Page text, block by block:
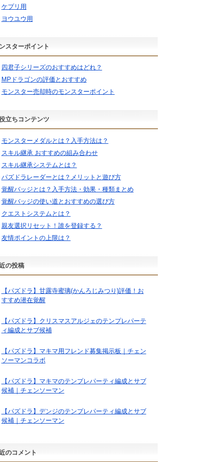
ケプリ用
ヨウユウ用
スターポイント
四君子シリーズのおすすめはどれ？
MPドラゴンの評価とおすすめ
モンスター売却時のモンスターポイント
立ちコンテンツ
モンスターメダルとは？入手方法は？
スキル継承 おすすめの組み合わせ
スキル継承システムとは？
パズドラレーダーとは？メリットと遊び方
覚醒バッジとは？入手方法・効果・種類まとめ
覚醒バッジの使い道とおすすめの選び方
クエストシステムとは？
親友選択リセット！誰を登録する？
友情ポイントの上限は？
の投稿
【パズドラ】甘露寺蜜璃(かんろじみつり)評価！お
すすめ潜在覚醒
【パズドラ】クリスマスアルジェのテンプレパーテ
ィ編成とサブ候補
【パズドラ】マキマ用フレンド募集掲示板｜チェン
ソーマンコラボ
【パズドラ】マキマのテンプレパーティ編成とサブ
候補｜チェンソーマン
【パズドラ】デンジのテンプレパーティ編成とサブ
候補｜チェンソーマン
のコメント